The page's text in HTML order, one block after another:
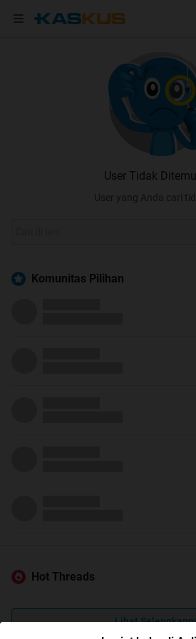
User Tidak
User yang Anda cari
Komunitas Pilihan
Hot Threads
Lihat